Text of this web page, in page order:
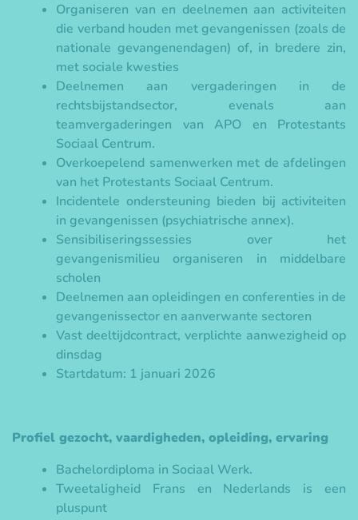
Organiseren van en deelnemen aan activiteiten
die verband houden met gevangenissen (zoals de
nationale gevangenendagen) of, in bredere zin,
met sociale kwesties
Deelnemen aan vergaderingen in de
rechtsbijstandsector, evenals aan
teamvergaderingen van APO en Protestants
Sociaal Centrum.
Overkoepelend samenwerken met de afdelingen
van het Protestants Sociaal Centrum.
Incidentele ondersteuning bieden bij activiteiten
in gevangenissen (psychiatrische annex).
Sensibiliseringssessies over het
gevangenismilieu organiseren in middelbare
scholen
Deelnemen aan opleidingen en conferenties in de
gevangenissector en aanverwante sectoren
Vast deeltijdcontract, verplichte aanwezigheid op
dinsdag
Startdatum: 1 januari 2026
Profiel gezocht, vaardigheden, opleiding, ervaring
Bachelordiploma in Sociaal Werk.
Tweetaligheid Frans en Nederlands is een
pluspunt